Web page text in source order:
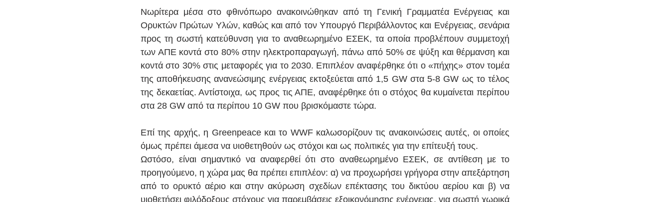
Νωρίτερα μέσα στο φθινόπωρο ανακοινώθηκαν από τη Γενική Γραμματέα Ενέργειας και
Ορυκτών Πρώτων Υλών, καθώς και από τον Υπουργό Περιβάλλοντος και Ενέργειας, σενάρια
προς τη σωστή κατεύθυνση για το αναθεωρημένο ΕΣΕΚ, τα οποία προβλέπουν συμμετοχή
των ΑΠΕ κοντά στο 80% στην ηλεκτροπαραγωγή, πάνω από 50% σε ψύξη και θέρμανση και
κοντά στο 30% στις μεταφορές για το 2030. Επιπλέον αναφέρθηκε ότι ο «πήχης» στον τομέα
της αποθήκευσης ανανεώσιμης ενέργειας εκτοξεύεται από 1,5 GW στα 5-8 GW ως το τέλος
της δεκαετίας. Αντίστοιχα, ως προς τις ΑΠΕ, αναφέρθηκε ότι ο στόχος θα κυμαίνεται περίπου
στα 28 GW από τα περίπου 10 GW που βρισκόμαστε τώρα.
Επί της αρχής, η Greenpeace και το WWF καλωσορίζουν τις ανακοινώσεις αυτές, οι οποίες
όμως πρέπει άμεσα να υιοθετηθούν ως στόχοι και ως πολιτικές για την επίτευξή τους.
Ωστόσο, είναι σημαντικό να αναφερθεί ότι στο αναθεωρημένο ΕΣΕΚ, σε αντίθεση με το
προηγούμενο, η χώρα μας θα πρέπει επιπλέον: α) να προχωρήσει γρήγορα στην απεξάρτηση
από το ορυκτό αέριο και στην ακύρωση σχεδίων επέκτασης του δικτύου αερίου και β) να
υιοθετήσει φιλόδοξους στόχους για παρεμβάσεις εξοικονόμησης ενέργειας, για σωστή χωρικά